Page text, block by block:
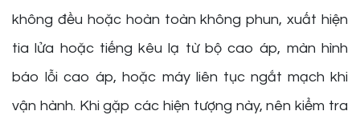
không đều hoặc hoàn toàn không phun, xuất hiện
tia lửa hoặc tiếng kêu lạ từ bộ cao áp, màn hình
báo lỗi cao áp, hoặc máy liên tục ngắt mạch khi
vận hành. Khi gặp các hiện tượng này, nên kiểm tra